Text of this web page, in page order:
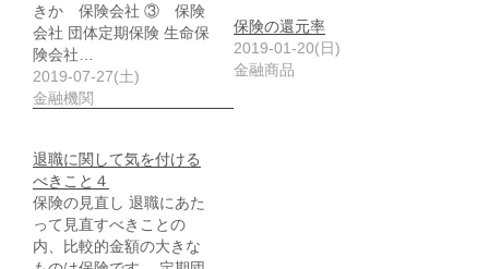
きか 保険会社 ③ 保険
会社 団体定期保険 生命保
険会社…
2019-07-27(土)
金融機関
保険の還元率
2019-01-20(日)
金融商品
退職に関して気を付ける
べきこと４
保険の見直し 退職にあた
って見直すべきことの
内、比較的金額の大きな